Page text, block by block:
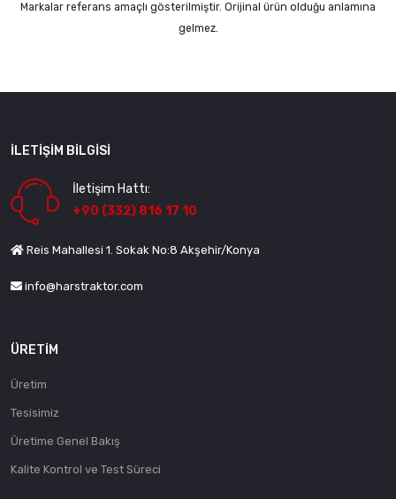
Markalar referans amaçlı gösterilmiştir. Orijinal ürün olduğu anlamına
gelmez.
İLETIŞIM BILGISI
İletişim Hattı:
+90 (332) 816 17 10
Reis Mahallesi 1. Sokak No:8 Akşehir/Konya
info@harstraktor.com
ÜRETIM
Üretim
Tesisimiz
Üretime Genel Bakış
Kalite Kontrol ve Test Süreci